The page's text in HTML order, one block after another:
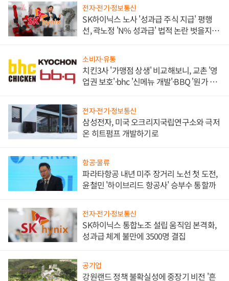
전자·전기·정보통신
SK하이닉스 노사 '성과급 주식 지급' 평행
선, 곽노정 'N% 성과급' 법적 논란 벗을지 주
소비자·유통
치킨3사 '가맹점 상생' 비교해보니, 교촌 '영
업권 보호'·bhc '신메뉴 개발'·BBQ '원가 부
전자·전기·정보통신
삼성전자, 미국 오크리지국립연구소와 극저
온 히트펌프 개발하기로
항공·물류
파라타항공 내년 미주 장거리 노선 첫 도전,
윤철민 '하이브리드 항공사' 승부수 통할까
전자·전기·정보통신
SK하이닉스 통합노조 설립 움직임 본격화,
성과급 체계 불만에 3500명 결집
공기업
강원랜드 정책 불확실성에 중장기 비전 '흔